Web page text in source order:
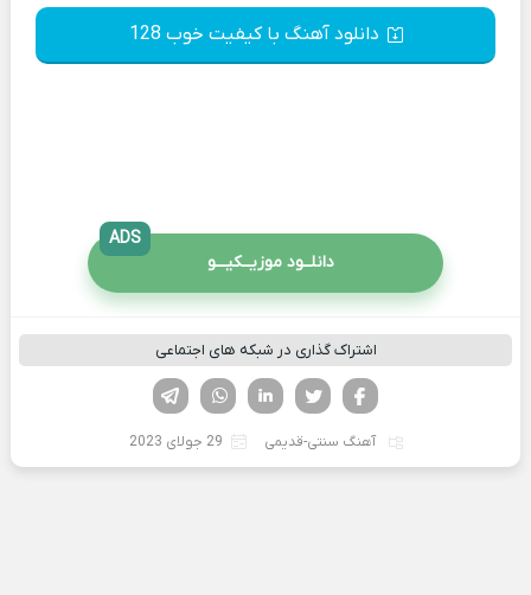
دانلود آهنگ با کیفیت خوب 128
دانلــود موزیــکیـــو
ADS
اشتراک گذاری در شبکه های اجتماعی
لینکدین تویتر
فیسوک
آهنگ سنتی-قدیمی 29 جولای 2023